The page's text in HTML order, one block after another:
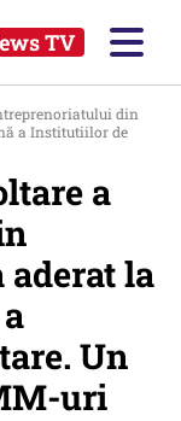
TV
din
a Institutiilor de
a
aderat la
Un
uri